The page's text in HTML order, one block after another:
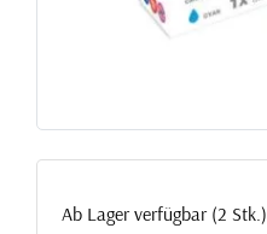
Ab Lager verfügbar (2 Stk.)